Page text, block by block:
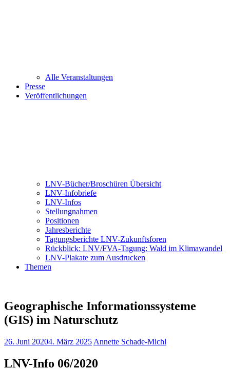
Alle Veranstaltungen
Presse
Veröffentlichungen
LNV-Bücher/Broschüren Übersicht
LNV-Infobriefe
LNV-Infos
Stellungnahmen
Positionen
Jahresberichte
Tagungsberichte LNV-Zukunftsforen
Rückblick: LNV/FVA-Tagung: Wald im Klimawandel
LNV-Plakate zum Ausdrucken
Themen
Geographische Informationssysteme
(GIS) im Naturschutz
26. Juni 20204. März 2025 Annette Schade-Michl
LNV-Info 06/2020